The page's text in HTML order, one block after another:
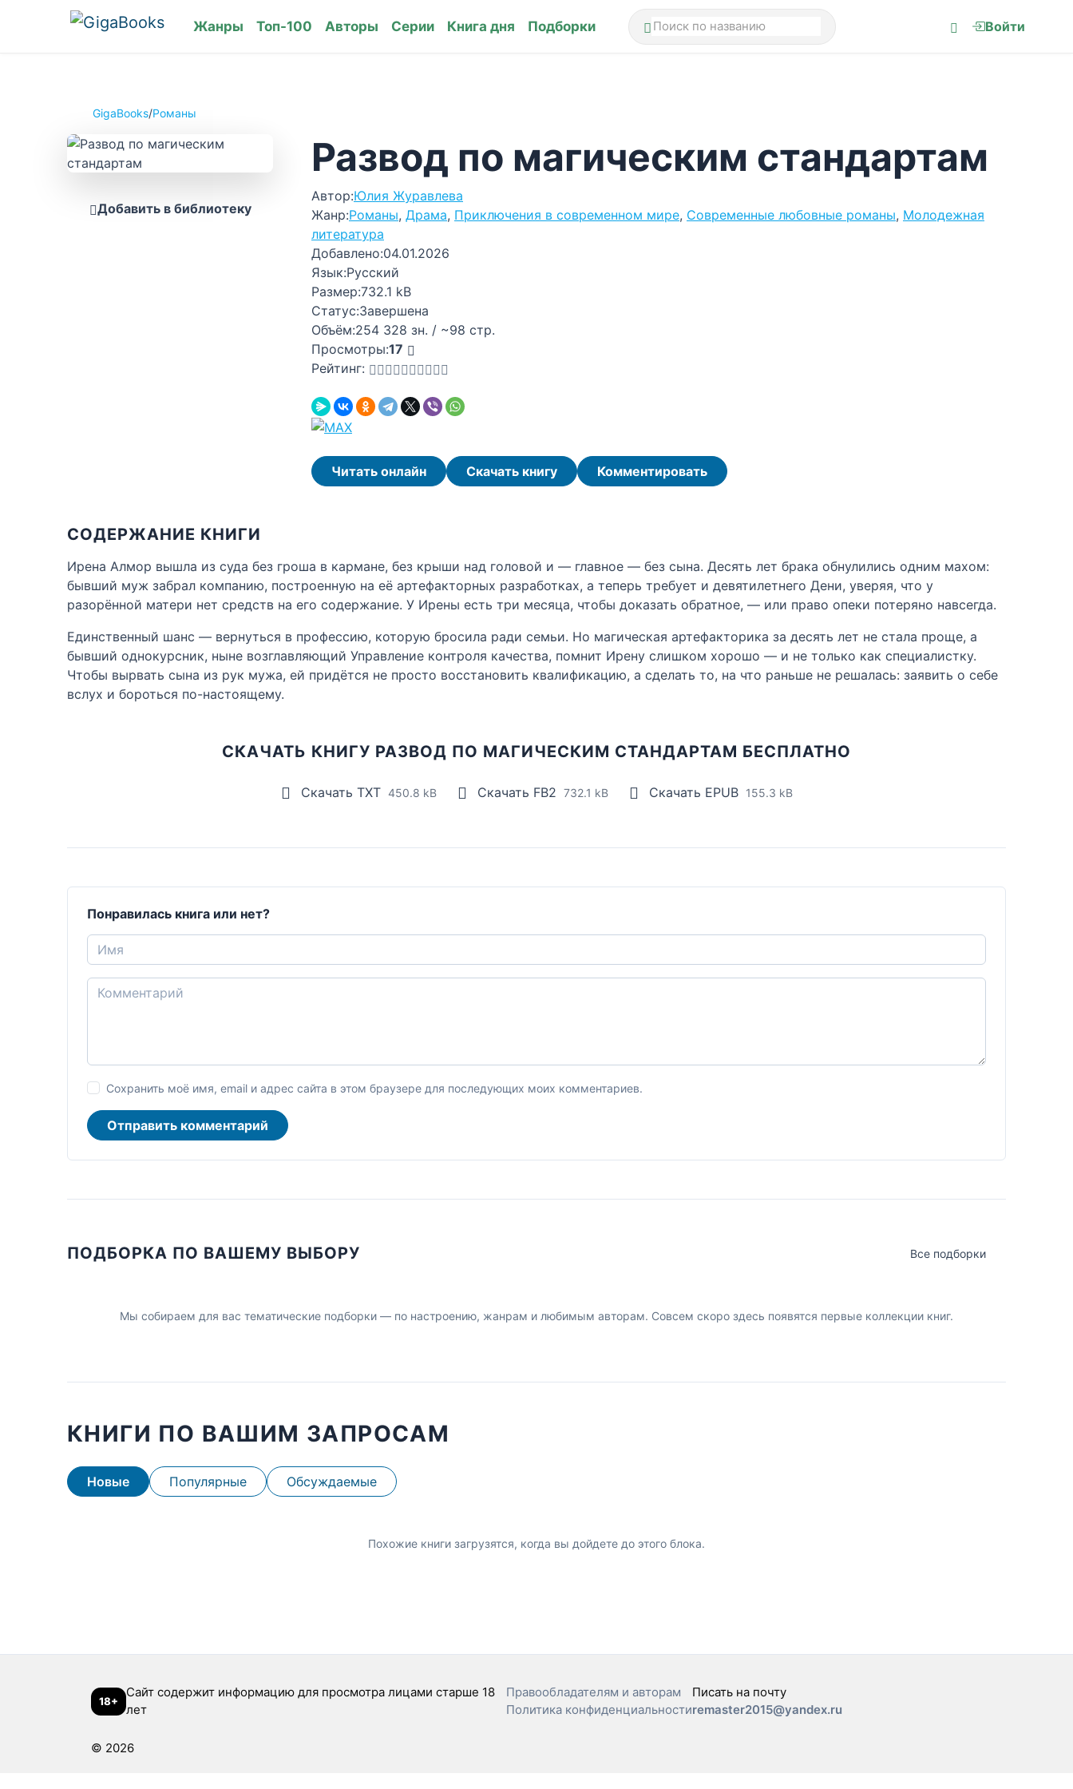
Жанры Топ-100 Авторы Серии Книга дня Подборки Войти
GigaBooks/Романы
Добавить в библиотеку
Развод по магическим стандартам
Автор:Юлия Журавлева
Жанр:Романы, Драма, Приключения в современном мире, Современные любовные романы, Молодежная
литература
Добавлено:04.01.2026
Язык:Русский
Размер:732.1 kB
Статус:Завершена
Объём:254 328 зн. / ~98 стр.
Просмотры:17
Рейтинг:
Читать онлайн Скачать книгу Комментировать
СОДЕРЖАНИЕ КНИГИ
Ирена Алмор вышла из суда без гроша в кармане, без крыши над головой и — главное — без сына. Десять лет брака обнулились одним махом:
бывший муж забрал компанию, построенную на её артефакторных разработках, а теперь требует и девятилетнего Дени, уверяя, что у
разорённой матери нет средств на его содержание. У Ирены есть три месяца, чтобы доказать обратное, — или право опеки потеряно навсегда.
Единственный шанс — вернуться в профессию, которую бросила ради семьи. Но магическая артефакторика за десять лет не стала проще, а
бывший однокурсник, ныне возглавляющий Управление контроля качества, помнит Ирену слишком хорошо — и не только как специалистку.
Чтобы вырвать сына из рук мужа, ей придётся не просто восстановить квалификацию, а сделать то, на что раньше не решалась: заявить о себе
вслух и бороться по-настоящему.
СКАЧАТЬ КНИГУ РАЗВОД ПО МАГИЧЕСКИМ СТАНДАРТАМ БЕСПЛАТНО
Скачать TXT 450.8 kB Скачать FB2 732.1 kB Скачать EPUB 155.3 kB
Понравилась книга или нет?
Сохранить моё имя, email и адрес сайта в этом браузере для последующих моих комментариев.
Отправить комментарий
ПОДБОРКА ПО ВАШЕМУ ВЫБОРУ Все подборки
Мы собираем для вас тематические подборки — по настроению, жанрам и любимым авторам. Совсем скоро здесь появятся первые коллекции книг.
КНИГИ ПО ВАШИМ ЗАПРОСАМ
Новые Популярные Обсуждаемые
Похожие книги загрузятся, когда вы дойдете до этого блока.
18+
Сайт содержит информацию для просмотра лицами старше 18
лет
Правообладателям и авторам
Политика конфиденциальности
Писать на почту
remaster2015@yandex.ru
© 2026